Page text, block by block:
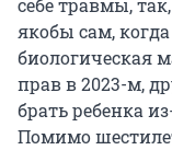
себе травмы,
якобы сам,
биологическая
прав в 2023-м,
брать ребенка
Помимо